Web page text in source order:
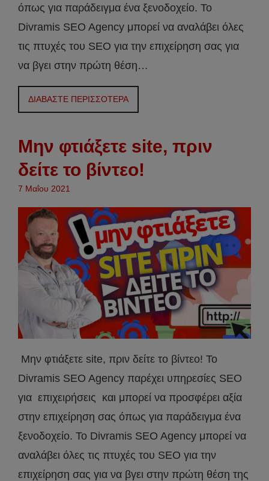
όπως για παράδειγμα ένα ξενοδοχείο. Το
Divramis SEO Agency μπορεί να αναλάβει όλες
τις πτυχές του SEO για την επιχείρηση σας για
να βγει στην πρώτη θέση…
ΔΙΑΒΑΣΤΕ ΠΕΡΙΣΣΟΤΕΡΑ
Μην φτιάξετε site, πριν
δείτε το βίντεο!
7 Μαΐου 2021
Μην φτιάξετε site, πριν δείτε το βίντεο! Το
Divramis SEO Agency παρέχει υπηρεσίες SEO
για επιχειρήσεις και μπορεί να προσφέρει αξία
στην επιχείρηση σας όπως για παράδειγμα ένα
ξενοδοχείο. Το Divramis SEO Agency μπορεί να
αναλάβει όλες τις πτυχές του SEO για την
επιχείρηση σας για να βγει στην πρώτη θέση της